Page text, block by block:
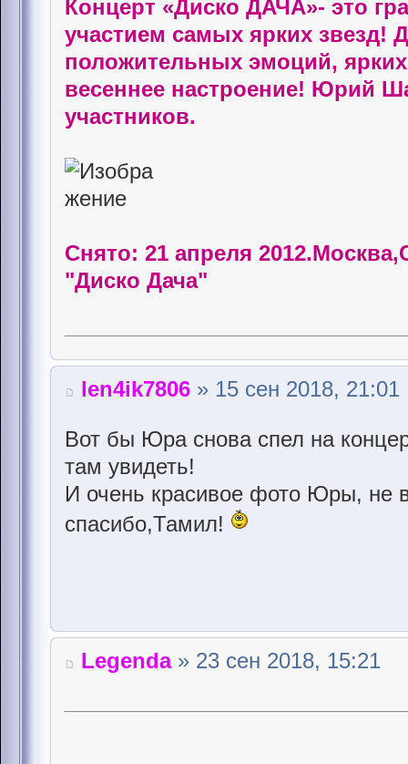
Концерт «Диско ДАЧА»- это
участием самых ярких звезд!
положительных эмоций,
весеннее настроение! Юрий
участников.
Снято: 21 апреля
"Диско Дача"
len4ik7806 » 15 сен 2018, 21:01
Вот бы Юра снова спел на
там увидеть!
И очень красивое фото Юры, не
спасибо,Тамил!
Legenda» 23 сен 2018, 15:21